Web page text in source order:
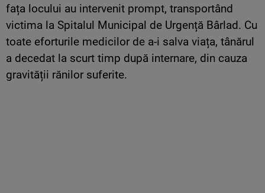
fața locului au intervenit prompt, transportând
victima la Spitalul Municipal de Urgență Bârlad. Cu
toate eforturile medicilor de a-i salva viața, tânărul
a decedat la scurt timp după internare, din cauza
gravității rănilor suferite.